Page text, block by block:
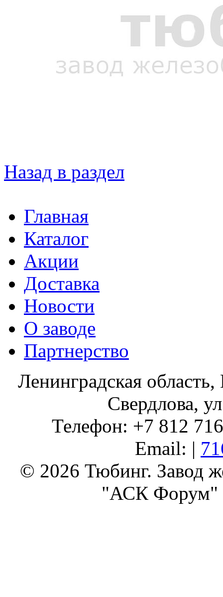
Назад в раздел
Главная
Каталог
Акции
Доставка
Новости
О заводе
Партнерство
Ленинградская
Свердлова,
Телефон: +7 812
Email: |
© 2026 Тюбинг. Завод
"АСК Форум"